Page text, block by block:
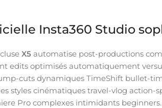
Insta360 Studio
X5 automatise post-productions
optimisés automatiquement
cuts dynamiques TimeShift bullet-
styles cinématiques travel-vlog
Pro complexes intimidants